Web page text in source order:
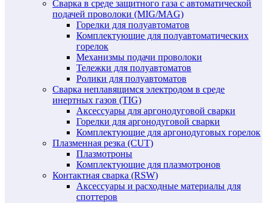
Сварка в среде защитного газа с автоматической
подачей проволоки (MIG/MAG)
Горелки для полуавтоматов
Комплектующие для полуавтоматических
горелок
Механизмы подачи проволоки
Тележки для полуавтоматов
Ролики для полуавтоматов
Сварка неплавящимся электродом в среде
инертных газов (TIG)
Аксессуары для аргонодуговой сварки
Горелки для аргонодуговой сварки
Комплектующие для аргонодуговых горелок
Плазменная резка (CUT)
Плазмотроны
Комплектующие для плазмотронов
Контактная сварка (RSW)
Аксессуары и расходные материалы для
споттеров